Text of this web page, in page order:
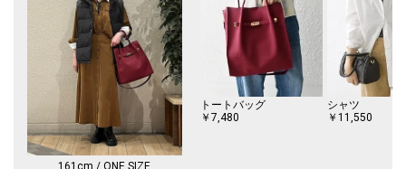
トートバッグ
￥7,480
シャツ
￥11,550